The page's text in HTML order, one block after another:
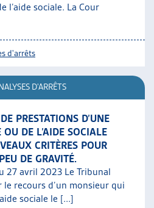
l’aide sociale. La Cour
d'arrêts
D'ARRÊTS
PRESTATIONS D’UNE
DE L’AIDE SOCIALE
CRITÈRES POUR
DE GRAVITÉ.
27 avril 2023 Le Tribunal
le recours d’un monsieur qui
sociale le [...]